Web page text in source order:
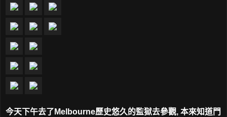
今天下午去了Melbourne歷史悠久的監獄去參觀, 本來知道門